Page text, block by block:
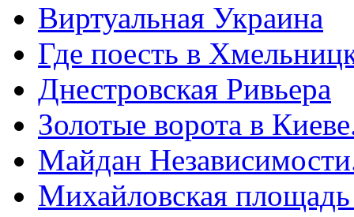
Виртуальная Украина
Где поесть в
Днестровская Ривьера
Золотые ворота в
Майдан
Михайловская